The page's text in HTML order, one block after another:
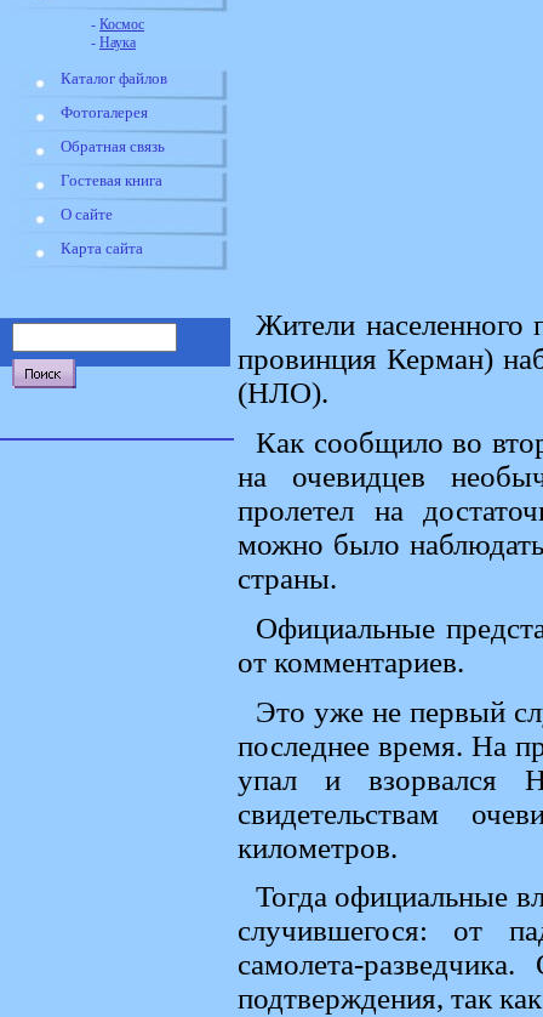
- Космос
- Наука
Каталог файлов
Фотогалерея
Обратная связь
Гостевая книга
О сайте
Карта сайта
Жители населенного
провинция Керман)
(НЛО).
Как сообщило во
на очевидцев
пролетел на
можно было
страны.
Официальные
от комментариев.
Это уже не первый
последнее время. На
упал и взорвался
свидетельствам
километров.
Тогда официальные
случившегося: от
самолета-
подтверждения, так